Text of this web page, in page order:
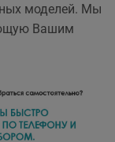
моделей. Мы
Вашим